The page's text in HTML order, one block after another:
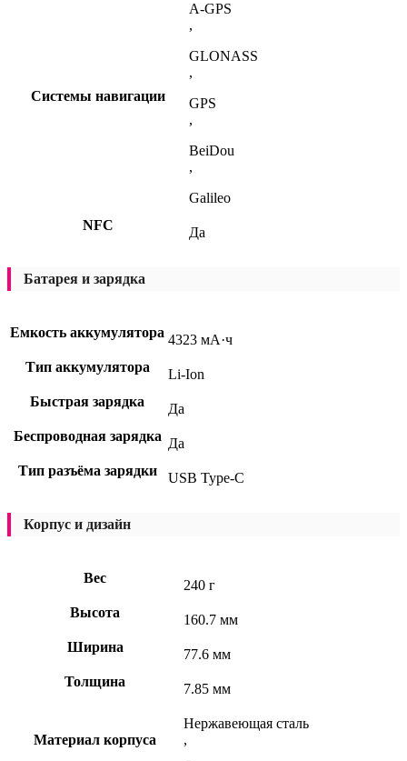
Системы навигации
A-GPS
,
GLONASS
,
GPS
,
BeiDou
,
Galileo
NFC
Да
Батарея и зарядка
Емкость аккумулятора 4323 мА·ч
Тип аккумулятора
Li-Ion
Быстрая зарядка
Да
Беспроводная зарядка Да
Тип разъёма зарядки
USB Type-C
Корпус и дизайн
Вес
240 г
Высота
160.7 мм
Ширина
77.6 мм
Толщина
7.85 мм
Материал корпуса
Нержавеющая сталь
,